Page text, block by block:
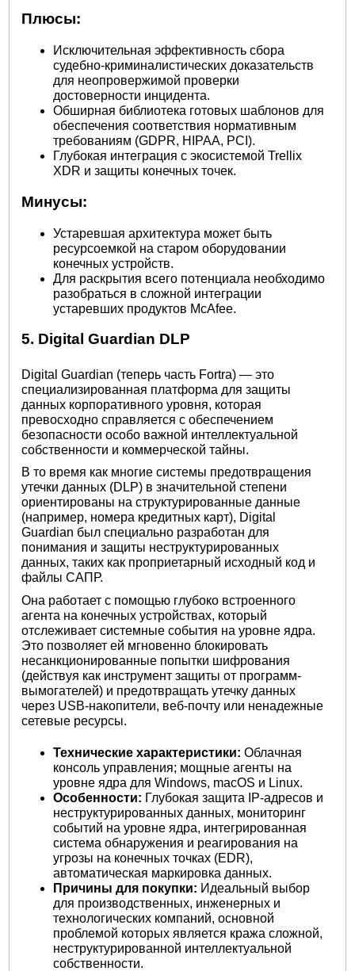
Плюсы:
Исключительная эффективность сбора
судебно-криминалистических доказательств
для неопровержимой проверки
достоверности инцидента.
Обширная библиотека готовых шаблонов для
обеспечения соответствия нормативным
требованиям (GDPR, HIPAA, PCI).
Глубокая интеграция с экосистемой Trellix
XDR и защиты конечных точек.
Минусы:
Устаревшая архитектура может быть
ресурсоемкой на старом оборудовании
конечных устройств.
Для раскрытия всего потенциала необходимо
разобраться в сложной интеграции
устаревших продуктов McAfee.
5. Digital Guardian DLP
Digital Guardian (теперь часть Fortra) — это
специализированная платформа для защиты
данных корпоративного уровня, которая
превосходно справляется с обеспечением
безопасности особо важной интеллектуальной
собственности и коммерческой тайны.
В то время как многие системы предотвращения
утечки данных (DLP) в значительной степени
ориентированы на структурированные данные
(например, номера кредитных карт), Digital
Guardian был специально разработан для
понимания и защиты неструктурированных
данных, таких как проприетарный исходный код и
файлы САПР.
Она работает с помощью глубоко встроенного
агента на конечных устройствах, который
отслеживает системные события на уровне ядра.
Это позволяет ей мгновенно блокировать
несанкционированные попытки шифрования
(действуя как инструмент защиты от программ-
вымогателей) и предотвращать утечку данных
через USB-накопители, веб-почту или ненадежные
сетевые ресурсы.
Технические характеристики: Облачная
консоль управления; мощные агенты на
уровне ядра для Windows, macOS и Linux.
Особенности: Глубокая защита IP-адресов и
неструктурированных данных, мониторинг
событий на уровне ядра, интегрированная
система обнаружения и реагирования на
угрозы на конечных точках (EDR),
автоматическая маркировка данных.
Причины для покупки: Идеальный выбор
для производственных, инженерных и
технологических компаний, основной
проблемой которых является кража сложной,
неструктурированной интеллектуальной
собственности.